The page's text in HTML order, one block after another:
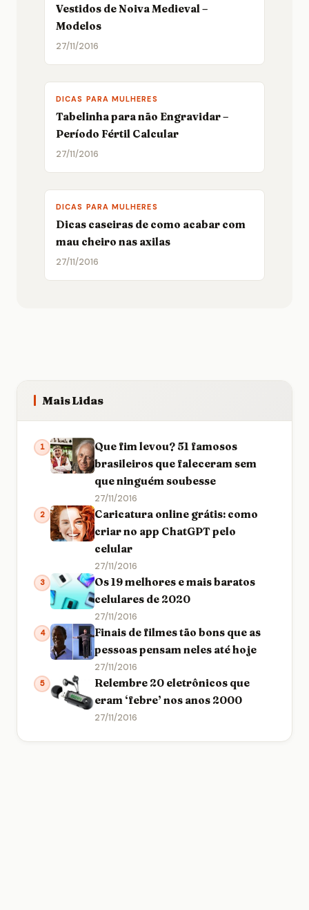
Vestidos de Noiva Medieval –
Modelos
27/11/2016
DICAS PARA MULHERES
Tabelinha para não Engravidar –
Período Fértil Calcular
27/11/2016
DICAS PARA MULHERES
Dicas caseiras de como acabar com
mau cheiro nas axilas
27/11/2016
Mais Lidas
1
Que fim levou? 51 famosos
brasileiros que faleceram sem
que ninguém soubesse
27/11/2016
2
Caricatura online grátis: como
criar no app ChatGPT pelo
celular
27/11/2016
3
Os 19 melhores e mais baratos
celulares de 2020
27/11/2016
4
Finais de filmes tão bons que as
pessoas pensam neles até hoje
27/11/2016
5
Relembre 20 eletrônicos que
eram ‘febre’ nos anos 2000
27/11/2016